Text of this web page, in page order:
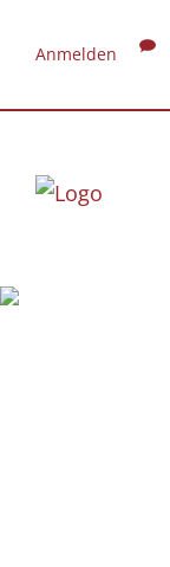
Anmelden